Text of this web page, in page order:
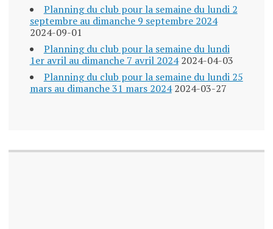
Planning du club pour la semaine du lundi 2
septembre au dimanche 9 septembre 2024
2024-09-01
Planning du club pour la semaine du lundi
1er avril au dimanche 7 avril 2024 2024-04-03
Planning du club pour la semaine du lundi 25
mars au dimanche 31 mars 2024 2024-03-27